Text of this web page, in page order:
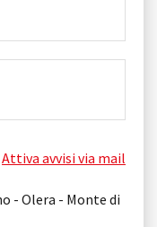
Attiva avvisi via mail
- Olera - Monte di